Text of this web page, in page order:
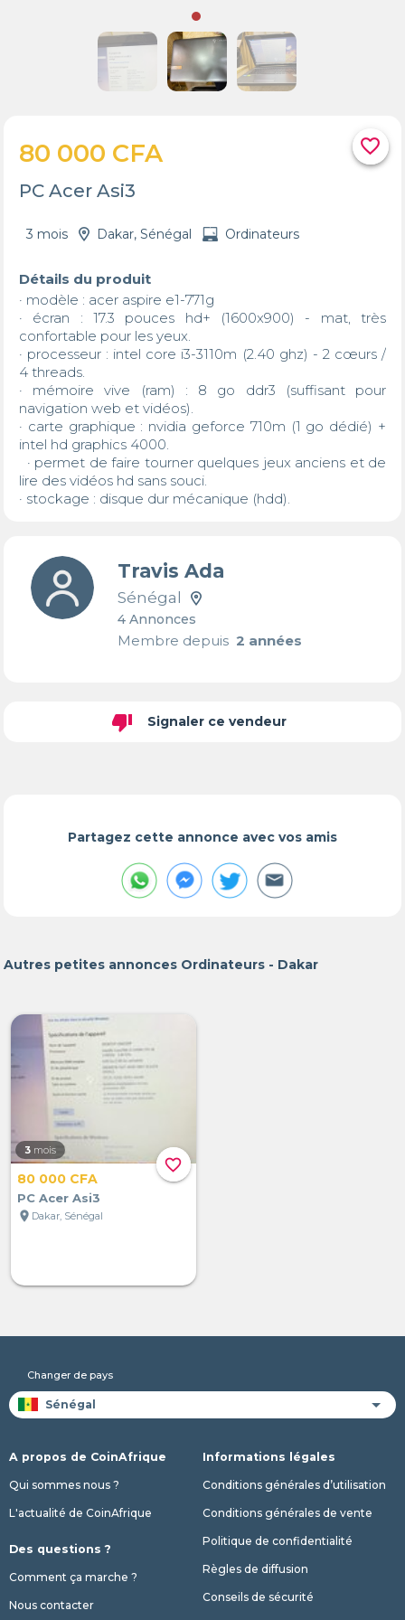
favorite_border
80 000 CFA
PC Acer Asi3
3 mois Dakar, Sénégal Ordinateurs
Détails du produit
· modèle : acer aspire e1-771g
· écran : 17.3 pouces hd+ (1600x900) - mat, très
confortable pour les yeux.
· processeur : intel core i3-3110m (2.40 ghz) - 2 cœurs /
4 threads.
· mémoire vive (ram) : 8 go ddr3 (suffisant pour
navigation web et vidéos).
· carte graphique : nvidia geforce 710m (1 go dédié) +
intel hd graphics 4000.
lire des vidéos hd sans souci.
· stockage : disque dur mécanique (hdd).
Travis Ada
Sénégal
4 Annonces
Membre depuis2 années
thumb_down Signaler ce vendeur
Partagez cette annonce avec vos amis
Autres petites annonces Ordinateurs - Dakar
favorite_border
3 mois
80 000 CFA
PC Acer Asi3
location_on Dakar, Sénégal
Changer de pays
A propos de CoinAfrique
Qui sommes nous ?
L'actualité de CoinAfrique
Des questions ?
Comment ça marche ?
Nous contacter
Informations légales
Conditions générales d’utilisation
Conditions générales de vente
Politique de confidentialité
Règles de diffusion
Conseils de sécurité